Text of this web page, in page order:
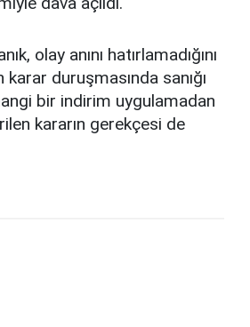
olay anını hatırlamadığını
duruşmasında sanığı
bir indirim uygulamadan
kararın gerekçesi de